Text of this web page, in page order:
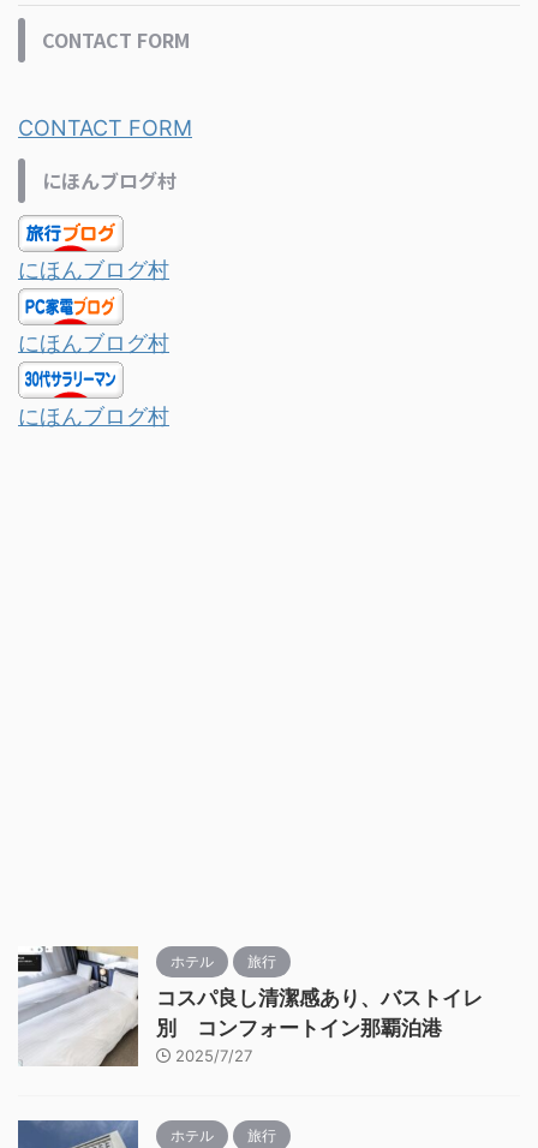
CONTACT FORM
CONTACT FORM
にほんブログ村
にほんブログ村
にほんブログ村
にほんブログ村
ホテル 旅行
コスパ良し清潔感あり、バストイレ
別 コンフォートイン那覇泊港
2025/7/27
ホテル 旅行